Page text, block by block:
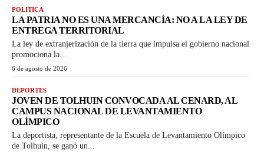
POLITICA
LA PATRIA NO ES UNA MERCANCÍA: NO A LA LEY DE
ENTREGA TERRITORIAL
La ley de extranjerización de la tierra que impulsa el gobierno nacional
promociona la...
6 de agosto de 2026
DEPORTES
JOVEN DE TOLHUIN CONVOCADA AL CENARD, AL
CAMPUS NACIONAL DE LEVANTAMIENTO
OLÍMPICO
La deportista, representante de la Escuela de Levantamiento Olímpico
de Tolhuin, se ganó un...